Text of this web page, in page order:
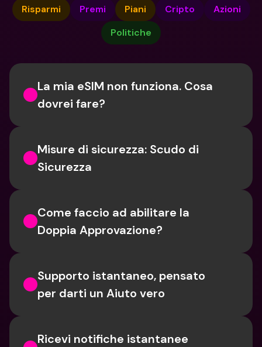
Risparmi
Premi Piani Cripto
Azioni
Politiche
La mia eSIM non funziona. Cosa
dovrei fare?
Misure di sicurezza: Scudo di
Sicurezza
Come faccio ad abilitare la
Doppia Approvazione?
Supporto istantaneo, pensato
per darti un Aiuto vero
Ricevi notifiche istantanee